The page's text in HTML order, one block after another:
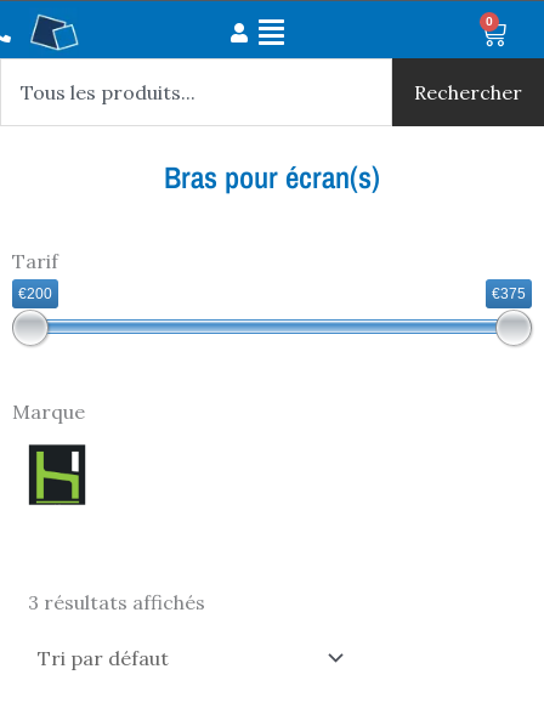
Aller
contenu
Main
0
Rechercher
Bras pour écran(s)
Tarif
€200 €375
Marque
3 résultats affichés